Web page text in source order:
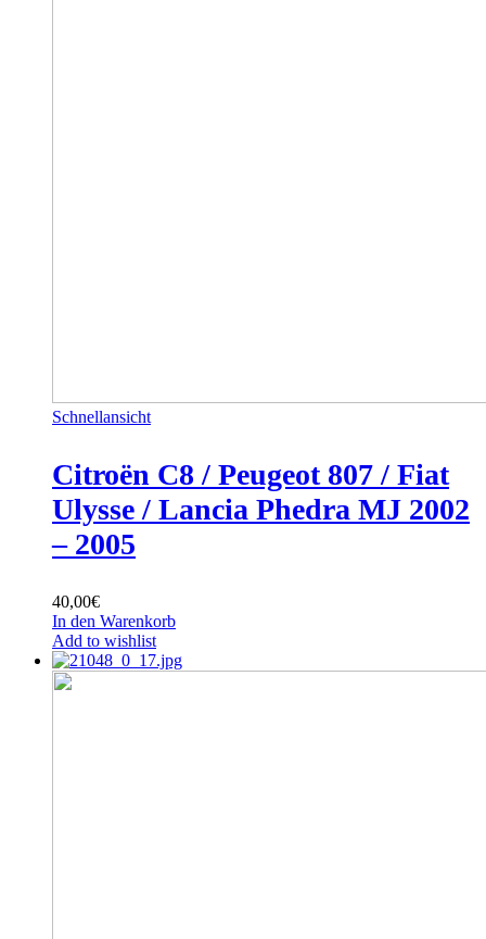
Schnellansicht
Citroën C8 / Peugeot 807 / Fiat
Ulysse / Lancia Phedra MJ 2002
– 2005
40,00€
In den Warenkorb
Add to wishlist